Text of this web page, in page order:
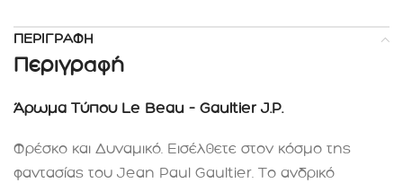
ΠΕΡΙΓΡΑΦΉ
Περιγραφή
Άρωμα Τύπου Le Beau – Gaultier J.P.
Φρέσκο και Δυναμικό. Εισέλθετε στον κόσμο της
φαντασίας του Jean Paul Gaultier. Το ανδρικό